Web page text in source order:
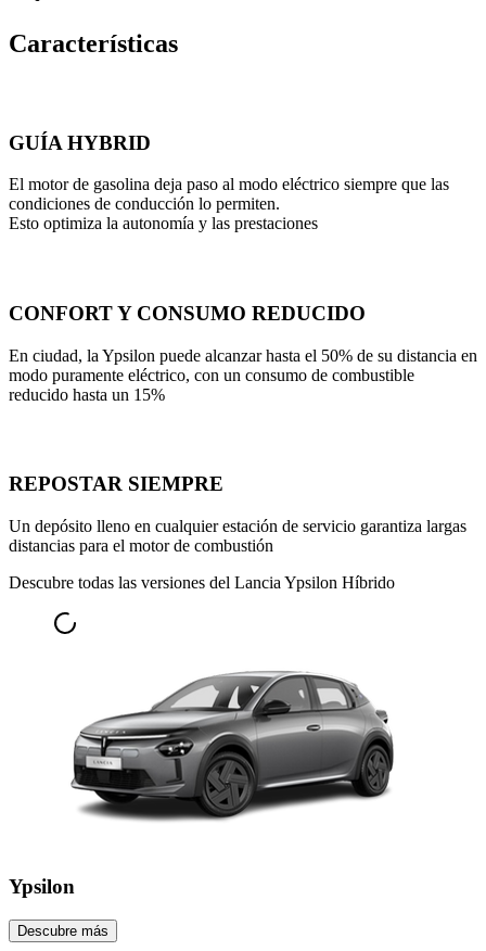
Características
GUÍA HYBRID
El motor de gasolina deja paso al modo eléctrico siempre que las
condiciones de conducción lo permiten.
Esto optimiza la autonomía y las prestaciones
CONFORT Y CONSUMO REDUCIDO
En ciudad, la Ypsilon puede alcanzar hasta el 50% de su distancia en
modo puramente eléctrico, con un consumo de combustible
reducido hasta un 15%
REPOSTAR SIEMPRE
Un depósito lleno en cualquier estación de servicio garantiza largas
distancias para el motor de combustión
Descubre todas las versiones del Lancia Ypsilon Híbrido
Ypsilon
Descubre más